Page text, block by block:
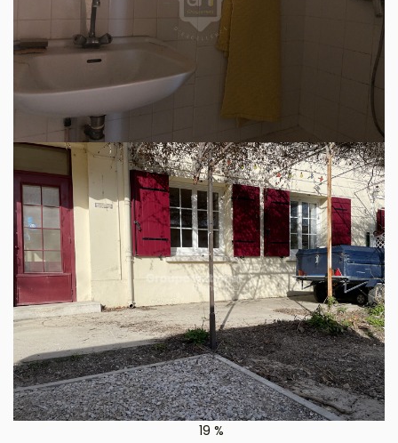
Saint-Étienne-du-Grès
Saint-Étienne-du-Grès est une ville de 2 300 habitants
dont 69 % des habitants sont propriétaires.
Saint-Étienne-du-Grès est une ville calme avec 91 % de
maisons et 9 % d'appartements.
Il y a 30 commerces de proximité dont des commerces,
des restaurants et un supermarché.
Il y a de nombreux espaces verts.
La ville est située à 9 km de Saint-Rémy-de-Provence
ou 12 minutes en voiture.
DENSITÉ DE POPULATION
84 hab/km²
ENFANTS ET ADOLESCENTS
22 %
AGE MOYEN
45 ans
NOMBRE D'HABITANTS
2 438 habitants
REVENU MENSUEL PAR
MÉNAGE
3 030 euros / mois
TAUX DE PROPRIÉTAIRES
69 %
TAUX D'HABITATION
19 %